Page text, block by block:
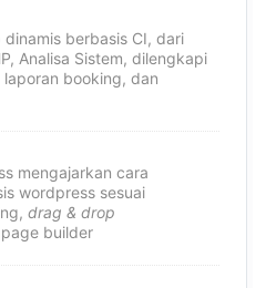
berbasis CI, dari
Analisa Sistem, dilengkapi
booking, dan
mengajarkan cara
wordpress sesuai
drag & drop
builder